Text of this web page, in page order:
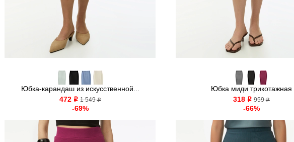
Юбка-карандаш из искусственной...
472 o 1 549o
-69%
Юбка миди трикотажная
318 o 959o
-66%